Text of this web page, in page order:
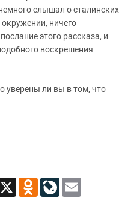
слышал о сталинских
ничего
послание этого рассказа, и
воскрешения
уверены ли вы в том, что
X Odnoklassniki
LiveJournal
Email